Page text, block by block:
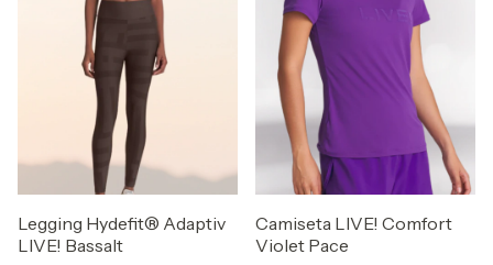
Legging Hydefit® Adaptiv
LIVE! Bassalt
Camiseta LIVE! Comfort
Violet Pace